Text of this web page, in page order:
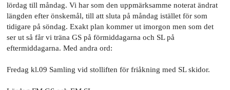
lördag till måndag. Vi har som den uppmärksamme noterat ändrat
längden efter önskemål, till att sluta på måndag istället för som
tidigare på söndag. Exakt plan kommer ut imorgon men som det
ser ut så får vi träna GS på förmiddagarna och SL på
eftermiddagarna. Med andra ord:
Fredag kl.09 Samling vid stolliften för friåkning med SL skidor.